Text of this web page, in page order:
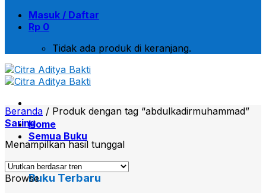
Masuk / Daftar
Rp 0
Tidak ada produk di keranjang.
Home
Semua Buku
Buku Terbaru
Beranda / Produk dengan tag “abdulkadirmuhammad”
Saring
Menampilkan hasil tunggal
Browse